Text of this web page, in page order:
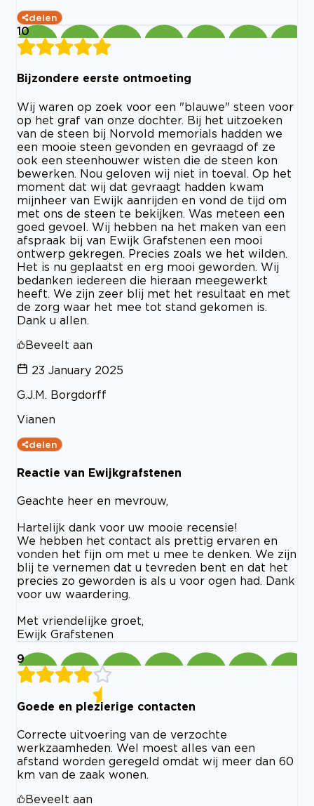
delen
10
Bijzondere eerste ontmoeting
Wij waren op zoek voor een "blauwe" steen voor
op het graf van onze dochter. Bij het uitzoeken
van de steen bij Norvold memorials hadden we
een mooie steen gevonden en gevraagd of ze
ook een steenhouwer wisten die de steen kon
bewerken. Nou geloven wij niet in toeval. Op het
moment dat wij dat gevraagt hadden kwam
mijnheer van Ewijk aanrijden en vond de tijd om
met ons de steen te bekijken. Was meteen een
goed gevoel. Wij hebben na het maken van een
afspraak bij van Ewijk Grafstenen een mooi
ontwerp gekregen. Precies zoals we het wilden.
Het is nu geplaatst en erg mooi geworden. Wij
bedanken iedereen die hieraan meegewerkt
heeft. We zijn zeer blij met het resultaat en met
de zorg waar het mee tot stand gekomen is.
Dank u allen.
Beveelt aan
23 January 2025
G.J.M. Borgdorff
Vianen
delen
Reactie van Ewijkgrafstenen
Geachte heer en mevrouw,
Hartelijk dank voor uw mooie recensie!
We hebben het contact als prettig ervaren en
vonden het fijn om met u mee te denken. We zijn
blij te vernemen dat u tevreden bent en dat het
precies zo geworden is als u voor ogen had. Dank
voor uw waardering.
Met vriendelijke groet,
Ewijk Grafstenen
9
Goede en plezierige contacten
Correcte uitvoering van de verzochte
werkzaamheden. Wel moest alles van een
afstand worden geregeld omdat wij meer dan 60
km van de zaak wonen.
Beveelt aan